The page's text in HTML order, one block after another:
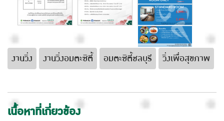
งานวิ่ง งานวิ่งอมตะซิตี้ อมตะซิตี้ชลบุรี วิ่งเพื่อสุขภาพ
เนื้อหาที่เกี่ยวข้อง